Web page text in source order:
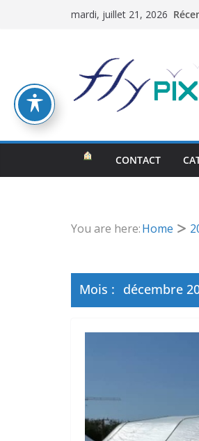
mardi, juillet 21, 2026
CONTACT
You are here:Home
Mois : décembre